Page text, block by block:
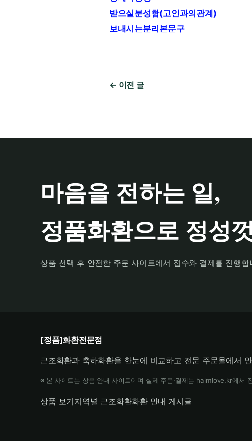
받으실분성함(고인과의관계)
보내시는분리본문구
← 이전 글
마음을 전하는 일,
정품화환으로 정성
상품 선택 후 안전한 주문 사이트에서 접수와 결제를 진행합
[정품]화환전문점
근조화환과 축하화환을 한눈에 비교하고 전문 주문몰에서
※ 본 사이트는 상품 안내 사이트이며 실제 주문·결제는 haimlove.kr에서
상품 보기지역별 근조화환화환 안내 게시글